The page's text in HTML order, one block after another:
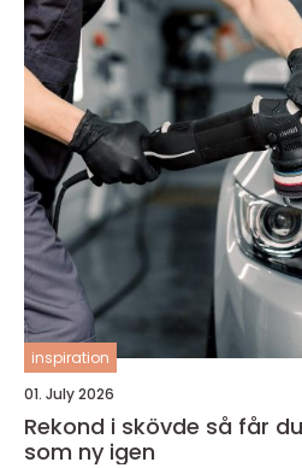
inspiration
01. July 2026
Rekond i skövde så får du bilen att kännas
som ny igen